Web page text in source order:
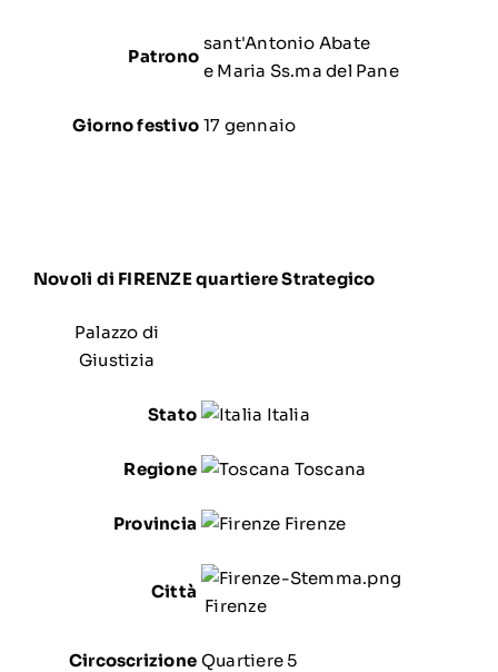
Patrono
sant'Antonio Abate
e Maria Ss.ma del Pane
Giorno festivo 17 gennaio
Novoli di FIRENZE quartiere Strategico
Palazzo di
Giustizia
Stato Italia
Regione Toscana
Provincia Firenze
Città
Firenze
Circoscrizione Quartiere 5